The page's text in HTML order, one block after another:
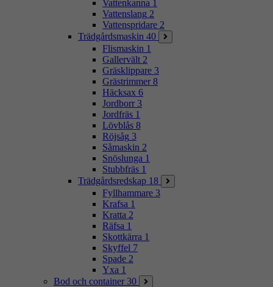
Vattenkanna 1
Vattenslang 2
Vattenspridare 2
Trädgårdsmaskin 40
Flismaskin 1
Gallervält 2
Gräsklippare 3
Grästrimmer 8
Häcksax 6
Jordborr 3
Jordfräs 1
Lövblås 8
Röjsåg 3
Såmaskin 2
Snöslunga 1
Stubbfräs 1
Trädgårdsredskap 18
Fyllhammare 3
Krafsa 1
Kratta 2
Räfsa 1
Skottkärra 1
Skyffel 7
Spade 2
Yxa 1
Bod och container 30